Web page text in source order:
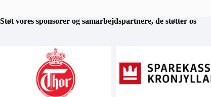
Støt vores sponsorer og samarbejdspartnere, de støtter os